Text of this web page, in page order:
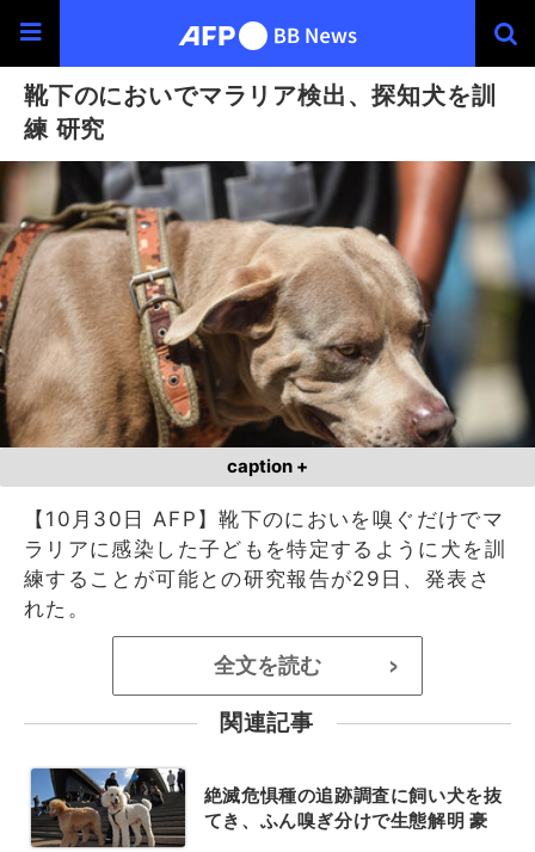
靴下のにおいでマラリア検出、探知犬を訓
練 研究
caption +
【10月30日 AFP】靴下のにおいを嗅ぐだけでマ
ラリアに感染した子どもを特定するように犬を訓
練することが可能との研究報告が29日、発表さ
れた。
全文を読む >
関連記事
絶滅危惧種の追跡調査に飼い犬を抜
てき、ふん嗅ぎ分けで生態解明 豪